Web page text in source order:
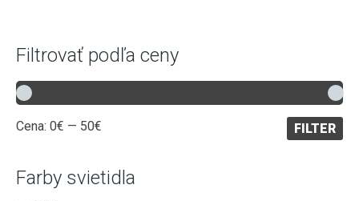
Filtrovať podľa ceny
Minimálna
Maximálna
FILTER
Cena: 0€ — 50€
Farby svietidla